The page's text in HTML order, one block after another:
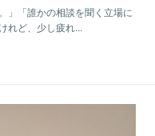
」「誰かの相談を聞く立場に
れど、少し疲れ...